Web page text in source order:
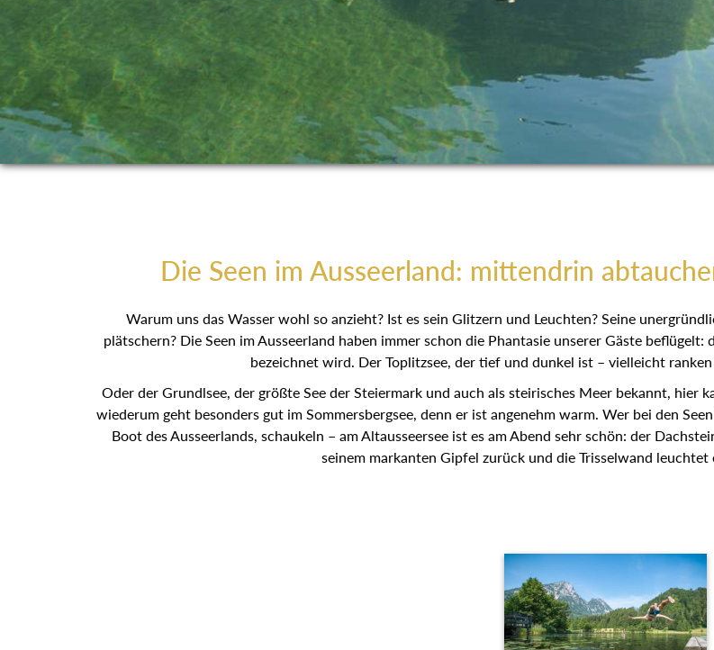
Die Seen im Ausseerland: mittendrin
Warum uns das Wasser wohl so anzieht? Ist es sein Glitzern und Leuchten? Seine
plätschern? Die Seen im Ausseerland haben immer schon die Phantasie unserer Gäste
bezeichnet wird. Der Toplitzsee, der tief und dunkel ist – vielleicht
Oder der Grundlsee, der größte See der Steiermark und auch als steirisches Meer bekannt, hier
wiederum geht besonders gut im Sommersbergsee, denn er ist angenehm warm. Wer bei den
Boot des Ausseerlands, schaukeln – am Altausseersee ist es am Abend sehr schön: der
seinem markanten Gipfel zurück und die Trisselwand